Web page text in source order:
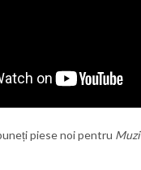
piese noi pentru